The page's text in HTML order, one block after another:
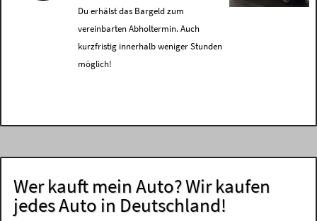
Du erhälst das Bargeld zum
vereinbarten Abholtermin. Auch
kurzfristig innerhalb weniger Stunden
möglich!
Wer kauft mein Auto? Wir kaufen
jedes Auto in Deutschland!